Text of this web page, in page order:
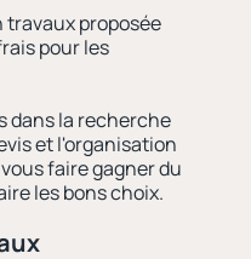
travaux proposée
pour les
dans la recherche
et l'organisation
faire gagner du
les bons choix.